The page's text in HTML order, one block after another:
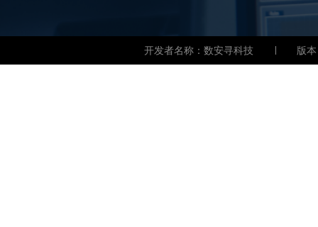
开发者名称：数安寻科技 版